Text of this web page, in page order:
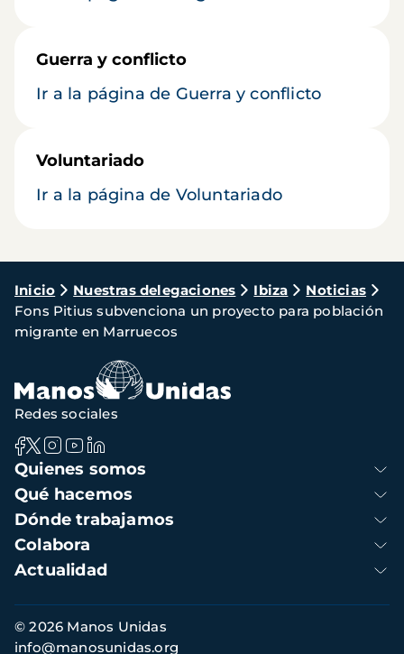
Guerra y conflicto
Ir a la página de Guerra y conflicto
Voluntariado
Ir a la página de Voluntariado
Ruta
de
navegación
Inicio Nuestras delegaciones Ibiza
Noticias
Fons Pitius subvenciona un proyecto para población
migrante en Marruecos
Navegación
principal
Quienes somos
Qué hacemos
Dónde trabajamos
Colabora
Actualidad
Redes sociales
Información
de
© 2026 Manos Unidas
info@manosunidas.org